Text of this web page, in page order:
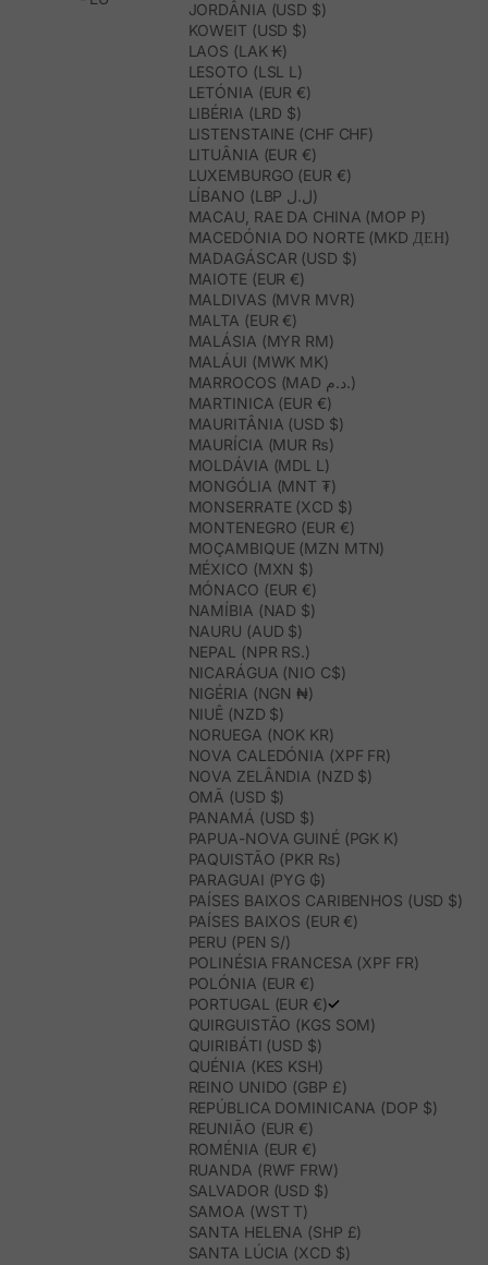
JORDÂNIA (USD $)
KOWEIT (USD $)
LAOS (LAK ₭)
LESOTO (LSL L)
LETÓNIA (EUR €)
LIBÉRIA (LRD $)
LISTENSTAINE (CHF CHF)
LITUÂNIA (EUR €)
LUXEMBURGO (EUR €)
LÍBANO (LBP ل.ل)
MACAU, RAE DA CHINA (MOP P)
MACEDÓNIA DO NORTE (MKD ДЕН)
MADAGÁSCAR (USD $)
MAIOTE (EUR €)
MALDIVAS (MVR MVR)
MALTA (EUR €)
MALÁSIA (MYR RM)
MALÁUI (MWK MK)
MARROCOS (MAD د.م.)
MARTINICA (EUR €)
MAURITÂNIA (USD $)
MAURÍCIA (MUR ₨)
MOLDÁVIA (MDL L)
MONGÓLIA (MNT ₮)
MONSERRATE (XCD $)
MONTENEGRO (EUR €)
MOÇAMBIQUE (MZN MTN)
MÉXICO (MXN $)
MÓNACO (EUR €)
NAMÍBIA (NAD $)
NAURU (AUD $)
NEPAL (NPR RS.)
NICARÁGUA (NIO C$)
NIGÉRIA (NGN ₦)
NIUÊ (NZD $)
NORUEGA (NOK KR)
NOVA CALEDÓNIA (XPF FR)
NOVA ZELÂNDIA (NZD $)
OMÃ (USD $)
PANAMÁ (USD $)
PAPUA-NOVA GUINÉ (PGK K)
PAQUISTÃO (PKR ₨)
PARAGUAI (PYG ₲)
PAÍSES BAIXOS CARIBENHOS (USD $)
PAÍSES BAIXOS (EUR €)
PERU (PEN S/)
POLINÉSIA FRANCESA (XPF FR)
POLÓNIA (EUR €)
PORTUGAL (EUR €)
QUIRGUISTÃO (KGS SOM)
QUIRIBÁTI (USD $)
QUÉNIA (KES KSH)
REINO UNIDO (GBP £)
REPÚBLICA DOMINICANA (DOP $)
REUNIÃO (EUR €)
ROMÉNIA (EUR €)
RUANDA (RWF FRW)
SALVADOR (USD $)
SAMOA (WST T)
SANTA HELENA (SHP £)
SANTA LÚCIA (XCD $)